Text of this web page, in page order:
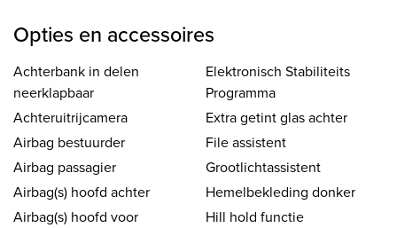
Opties en accessoires
Achterbank in delen
neerklapbaar
Achteruitrijcamera
Airbag bestuurder
Airbag passagier
Airbag(s) hoofd achter
Airbag(s) hoofd voor
Elektronisch Stabiliteits
Programma
Extra getint glas achter
File assistent
Grootlichtassistent
Hemelbekleding donker
Hill hold functie